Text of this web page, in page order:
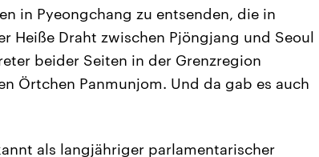
in Pyeongchang zu entsenden, die in
Heiße Draht zwischen Pjöngjang und Seoul
beider Seiten in der Grenzregion
Örtchen Panmunjom. Und da gab es auch
als langjähriger parlamentarischer